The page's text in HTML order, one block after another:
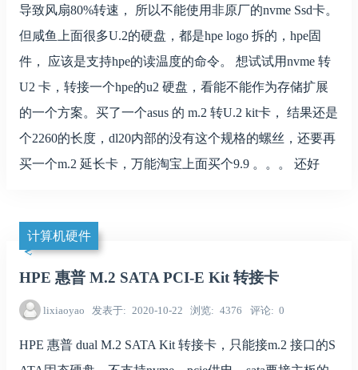
导致风扇80%转速， 所以不能使用非原厂的nvme Ssd卡。
但咸鱼上面很多U.2的硬盘，都是hpe logo 拆的，hpe固
件， 应该是支持hpe的读温度的命令。 想试试用nvme 转
U2 卡，转接一个hpe的u2 硬盘，看能不能作为存储扩展
的一个方案。买了一个asus 的 m.2 转U.2 kit卡， 结果还是
个2260的长度，dl20内部的没有这个规格的螺丝，还要再
买一个m.2 延长卡，万能淘宝上面买个9.9 。。。 还好
计算机硬件
HPE 惠普 M.2 SATA PCI-E Kit 转接卡
lixiaoyao 发表于 2020-10-22 浏览 4376 评论 0
HPE 惠普 dual M.2 SATA Kit 转接卡，只能接m.2 接口的S